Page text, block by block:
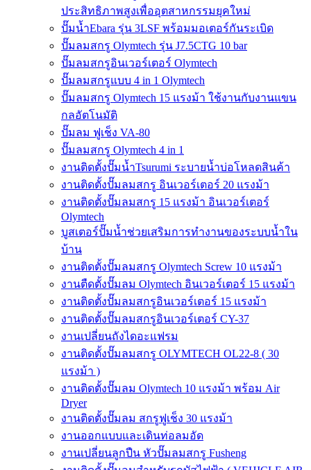
ประสิทธิภาพสูงเพื่ออุตสาหกรรมยุคใหม่
ปั๊มน้ำEbara รุ่น 3LSF พร้อมมอเตอร์กันระเบิด
ปั๊มลมสกรู Olymtech รุ่น J7.5CTG 10 bar
ปั๊มลมสกรูอินเวอร์เตอร์ Olymtech
ปั๊มลมสกรูแบบ 4 in 1 Olymtech
ปั๊มลมสกรู Olymtech 15 แรงม้า ใช้งานกับงานแขน
กลอัตโนมัติ
ปั๊มลม ฟูเช็ง VA-80
ปั๊มลมสกรู Olymtech 4 in 1
งานติดตั้งปั๊มน้ำTsurumi ระบายน้ำบ่อโหลดสินค้า
งานติดตั้งปั๊มลมสกรู อินเวอร์เตอร์ 20 แรงม้า
งานติดตั้งปั๊มลมสกรู 15 แรงม้า อินเวอร์เตอร์
Olymtech
บูสเตอร์ปั๊มน้ำช่วยเสริมการทำงานของระบบน้ำใน
บ้าน
งานติดตั้งปั๊มลมสกรู Olymtech Screw 10 แรงม้า
งานตืดตั้งปั๊มลม Olymtech อินเวอร์เตอร์ 15 แรงม้า
งานติดตั้งปั๊มลมสกรูอินเวอร์เตอร์ 15 แรงม้า
งานติดตั้งปั๊มลมสกรูอินเวอร์เตอร์ CY-37
งานเปลี่ยนถังไดอะแฟรม
งานติดตั้งปั๊มลมสกรู OLYMTECH OL22-8 ( 30
แรงม้า )
งานติดตั้งปั๊มลม Olymtech 10 แรงม้า พร้อม Air
Dryer
งานติดตั้งปั๊มลม สกรูฟูเช็ง 30 แรงม้า
งานออกแบบและเดินท่อลมอัด
งานเปลี่ยนลูกปืน หัวปั๊มลมสกรู Fusheng